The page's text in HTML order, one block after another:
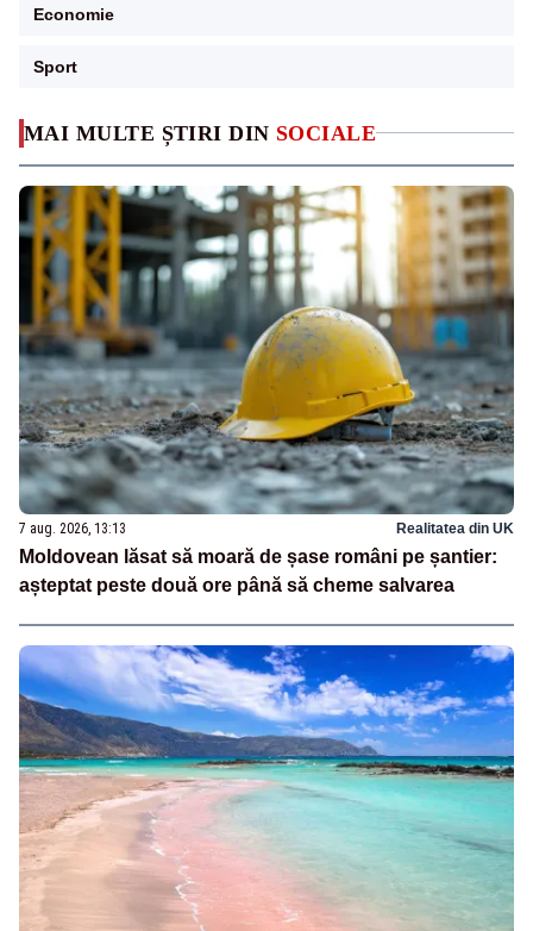
MAI MULTE ȘTIRI DIN SOCIALE
7 aug. 2026, 13:13 Realitatea din UK
Moldovean lăsat să moară de șase români pe șantier:
așteptat peste două ore până să cheme salvarea
Economie
Sport